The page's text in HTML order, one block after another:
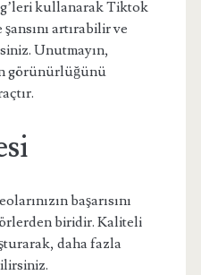
kullanarak Tiktok
artırabilir ve
Unutmayın,
görünürlüğünü
başarısını
biridir. Kaliteli
daha fazla